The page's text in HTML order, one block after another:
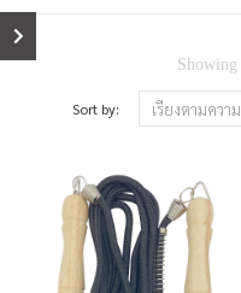
Showing
Sort by: